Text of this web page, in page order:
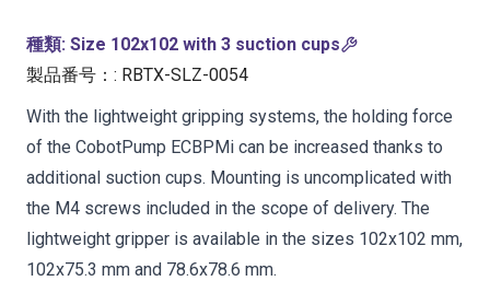
種類: Size 102x102 with 3 suction cups
製品番号： : RBTX-SLZ-0054
With the lightweight gripping systems, the holding force
of the CobotPump ECBPMi can be increased thanks to
additional suction cups. Mounting is uncomplicated with
the M4 screws included in the scope of delivery. The
lightweight gripper is available in the sizes 102x102 mm,
102x75.3 mm and 78.6x78.6 mm.